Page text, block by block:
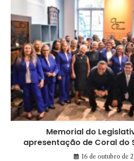
Memorial do
apresentação de Coral do
16 de outubro de